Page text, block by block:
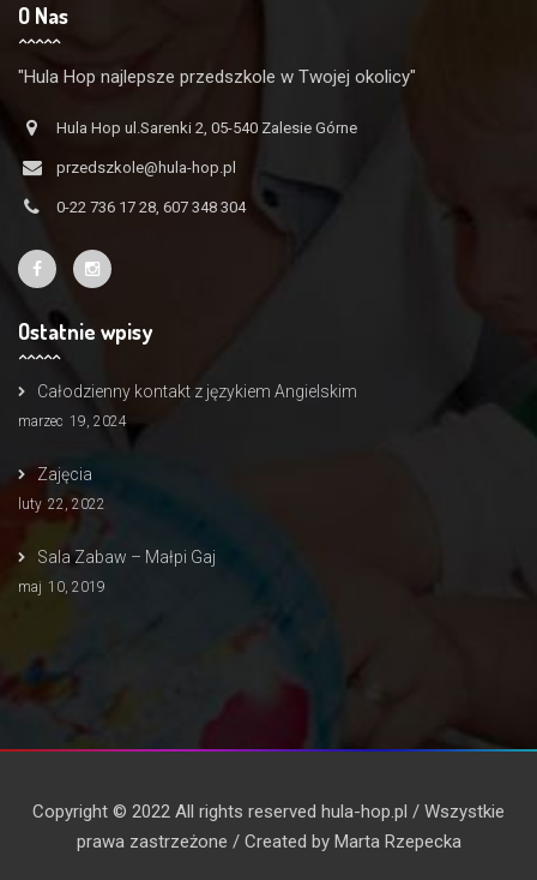
O Nas
"Hula Hop najlepsze przedszkole w Twojej okolicy"
Hula Hop ul.Sarenki 2, 05-540 Zalesie Górne
przedszkole@hula-hop.pl
0-22 736 17 28, 607 348 304
Ostatnie wpisy
Całodzienny kontakt z językiem Angielskim
marzec 19, 2024
Zajęcia
luty 22, 2022
Sala Zabaw – Małpi Gaj
maj 10, 2019
Copyright © 2022 All rights reserved hula-hop.pl / Wszystkie
prawa zastrzeżone / Created by Marta Rzepecka